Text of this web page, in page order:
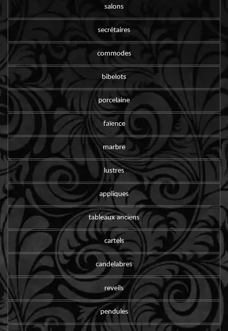
salons
secrétaires
commodes
bibelots
porcelaine
faïence
marbre
lustres
appliques
tableaux anciens
cartels
candelabres
reveils
pendules